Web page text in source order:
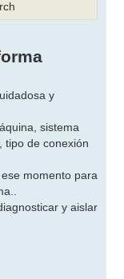
y
sistema
tipo de conexión
momento para
y aislar